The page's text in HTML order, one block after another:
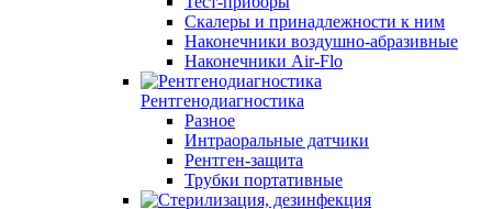
Скалеры и принадлежности к ним
Наконечники воздушно-абразивные
Наконечники Air-Flo
Рентгенодиагностика
Разное
Интраоральные датчики
Рентген-защита
Трубки портативные